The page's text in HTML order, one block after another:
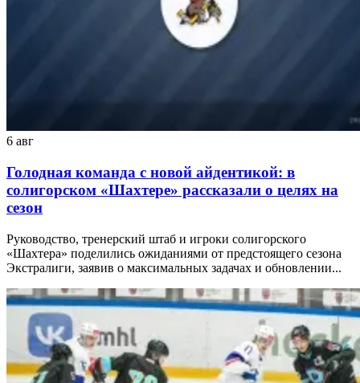
6 авг
Голодная команда с новой айдентикой: в
солигорском «Шахтере» рассказали о целях на
сезон
Руководство, тренерский штаб и игроки солигорского
«Шахтера» поделились ожиданиями от предстоящего сезона
Экстралиги, заявив о максимальных задачах и обновлении...